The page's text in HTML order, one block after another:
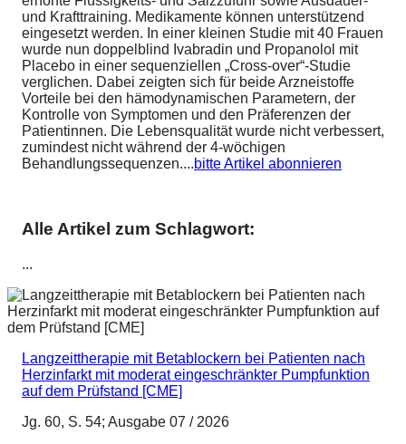
und Krafttraining. Medikamente können unterstützend
eingesetzt werden. In einer kleinen Studie mit 40 Frauen
wurde nun doppelblind Ivabradin und Propanolol mit
Placebo in einer sequenziellen „Cross-over“-Studie
verglichen. Dabei zeigten sich für beide Arzneistoffe
Vorteile bei den hämodynamischen Parametern, der
Kontrolle von Symptomen und den Präferenzen der
Patientinnen. Die Lebensqualität wurde nicht verbessert,
zumindest nicht während der 4-wöchigen
Behandlungssequenzen....bitte Artikel abonnieren
Alle Artikel zum Schlagwort:
...
Langzeittherapie mit Betablockern bei Patienten nach
Herzinfarkt mit moderat eingeschränkter Pumpfunktion
auf dem Prüfstand [CME]
Jg. 60, S. 54; Ausgabe 07 / 2026